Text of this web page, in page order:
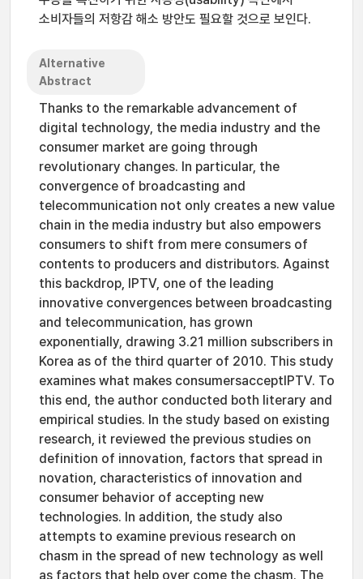
소비자들의 저항감 해소 방안도 필요할 것으로 보인다.
Alternative
Abstract
Thanks to the remarkable advancement of
digital technology, the media industry and the
consumer market are going through
revolutionary changes. In particular, the
convergence of broadcasting and
telecommunication not only creates a new value
chain in the media industry but also empowers
consumers to shift from mere consumers of
contents to producers and distributors. Against
this backdrop, IPTV, one of the leading
innovative convergences between broadcasting
and telecommunication, has grown
exponentially, drawing 3.21 million subscribers in
Korea as of the third quarter of 2010. This study
examines what makes consumersacceptIPTV. To
this end, the author conducted both literary and
empirical studies. In the study based on existing
research, it reviewed the previous studies on
definition of innovation, factors that spread in
novation, characteristics of innovation and
consumer behavior of accepting new
technologies. In addition, the study also
attempts to examine previous research on
chasm in the spread of new technology as well
as factors that help over come the chasm. The